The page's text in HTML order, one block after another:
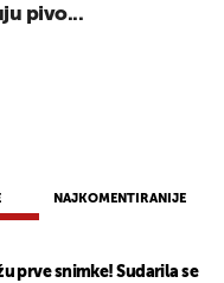
NAJKOMENTIRANIJE
prve snimke! Sudarila se
pivo...